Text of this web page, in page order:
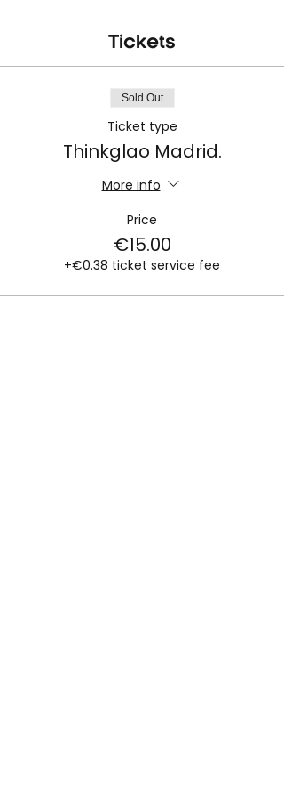
Tickets
Sold Out
Ticket type
Thinkglao Madrid.
More info
Price
€15.00
+€0.38 ticket service fee